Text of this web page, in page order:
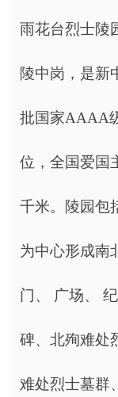
雨花台烈士陵
陵中岗，是新
批国家AAAA
位，全国爱国
千米。陵园包
为中心形成南
门、 广场、
碑、北殉难处
难处烈士墓群